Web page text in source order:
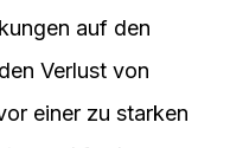
auf den
Verlust von
einer zu starken